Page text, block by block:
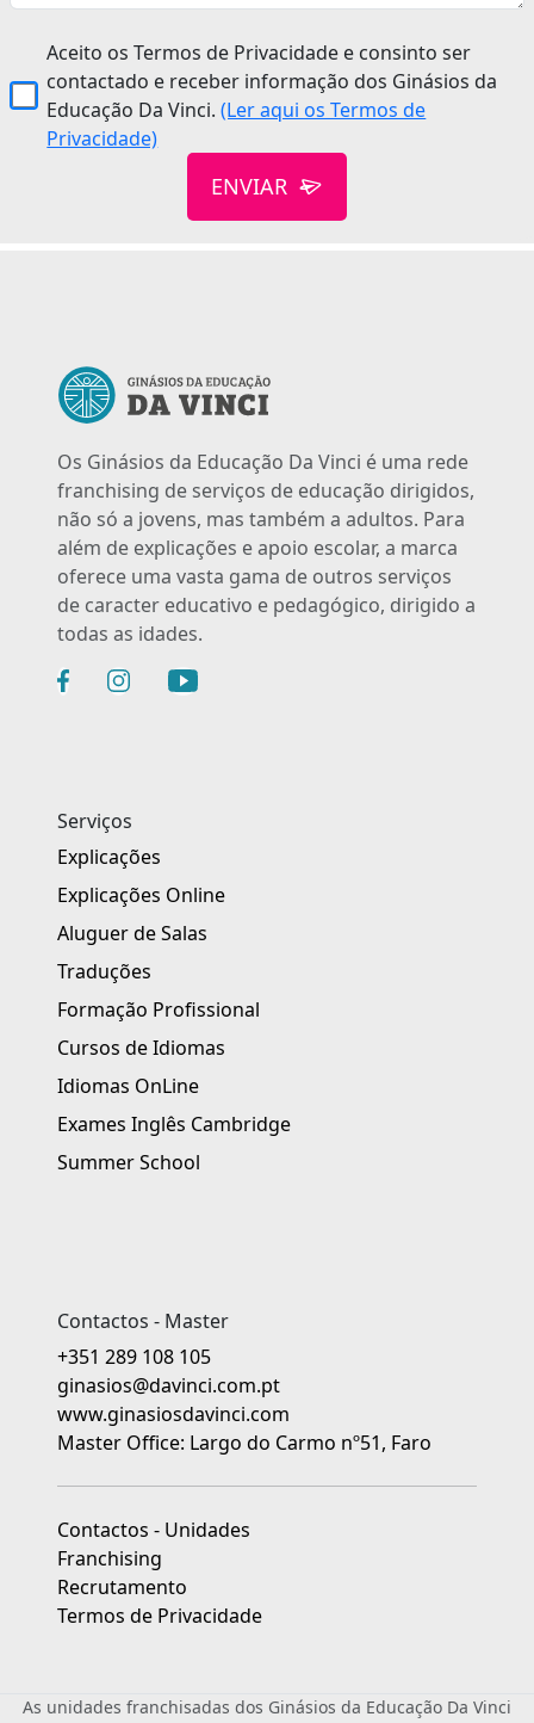
Aceito os Termos de Privacidade e consinto ser
contactado e receber informação dos Ginásios da
Educação Da Vinci.(Ler aqui os Termos de
Privacidade)
ENVIAR
Os Ginásios da Educação Da Vinci é uma rede
franchising de serviços de educação dirigidos,
não só a jovens, mas também a adultos. Para
além de explicações e apoio escolar, a marca
oferece uma vasta gama de outros serviços
de caracter educativo e pedagógico, dirigido a
todas as idades.
Serviços
Explicações
Explicações Online
Aluguer de Salas
Traduções
Formação Profissional
Cursos de Idiomas
Idiomas OnLine
Exames Inglês Cambridge
Summer School
Contactos - Master
+351 289 108 105
ginasios@davinci.com.pt
www.ginasiosdavinci.com
Master Office: Largo do Carmo nº51, Faro
Contactos - Unidades
Franchising
Recrutamento
Termos de Privacidade
As unidades franchisadas dos Ginásios da Educação Da Vinci